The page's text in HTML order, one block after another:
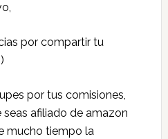
por compartir tu
por tus comisiones,
seas afiliado de amazon
mucho tiempo la